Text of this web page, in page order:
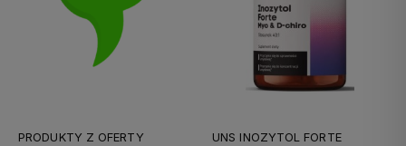
PRODUKTY Z OFERTY
UNS INOZYTOL FORTE